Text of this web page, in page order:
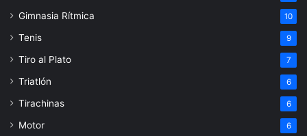
Gimnasia Rítmica 10
Tenis 9
Tiro al Plato 7
Triatlón 6
Tirachinas 6
Motor 6